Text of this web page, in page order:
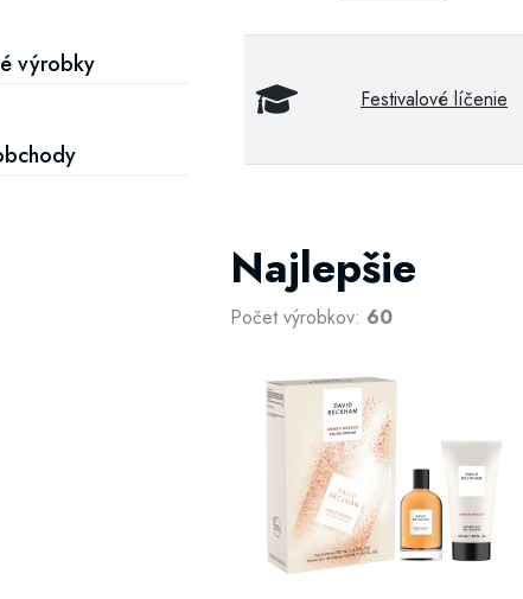
výživa pleti
výrobky
Festivalové líčenie
Najlepšie
Počet výrobkov: 60